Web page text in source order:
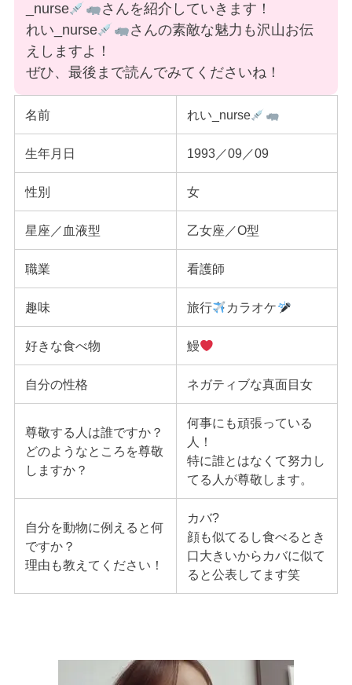
_nurse
さんを紹介していきます！
れい_nurse
さんの素敵な魅力も沢山お伝
えしますよ！
ぜひ、最後まで読んでみてくださいね！
名前 れい_nurse
生年月日 1993／09／09
性別 女
星座／血液型 乙女座／O型
職業 看護師
趣味 旅行 カラオケ
好きな食べ物 鰻
自分の性格 ネガティブな真面目女
尊敬する人は誰ですか？
どのようなところを尊敬
しますか？
何事にも頑張っている
人！
特に誰とはなくて努力し
てる人が尊敬します。
自分を動物に例えると何
ですか？
理由も教えてください！
カバ?
顔も似てるし食べるとき
口大きいからカバに似て
ると公表してます笑